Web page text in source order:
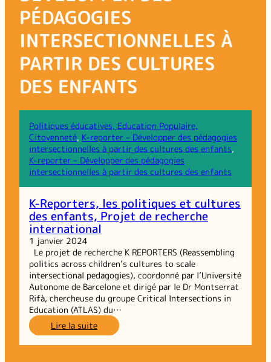
PÉDAGOGIES
INTERSECTIONNELLES À
PARTIR DES CULTURES
DES ENFANTS
Politiques éducatives, Education Populaire,
Citoyenneté, K-reporter – Développer des pédagogies
intersectionnelles à partir des cultures des enfants
K-reporter – Développer des pédagogies
intersectionnelles à partir des cultures des enfants
K-Reporters, les politiques et cultures
des enfants, Projet de recherche
international
1 janvier 2024
Le projet de recherche K REPORTERS (Reassembling
politics across children’s cultures to scale
intersectional pedagogies), coordonné par l’Université
Autonome de Barcelone et dirigé par le Dr Montserrat
Rifà, chercheuse du groupe Critical Intersections in
Education (ATLAS) du…
Lire la suite:
K-
Reporters,